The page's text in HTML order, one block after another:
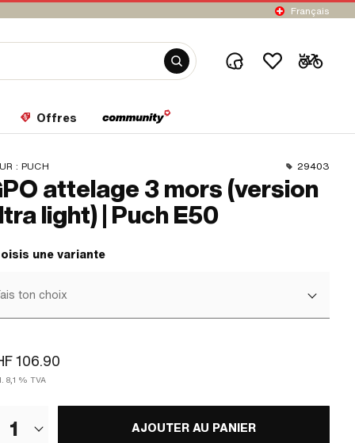
Français
Offres
: PUCH 29403
attelage 3 mors (version
light) | Puch E50
une variante
ton choix
106.90
8,1 % TVA
1 AJOUTER AU PANIER